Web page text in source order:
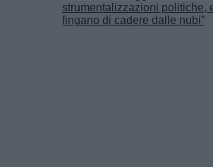
strumentalizzazioni politiche,
fingano di cadere dalle nubi”